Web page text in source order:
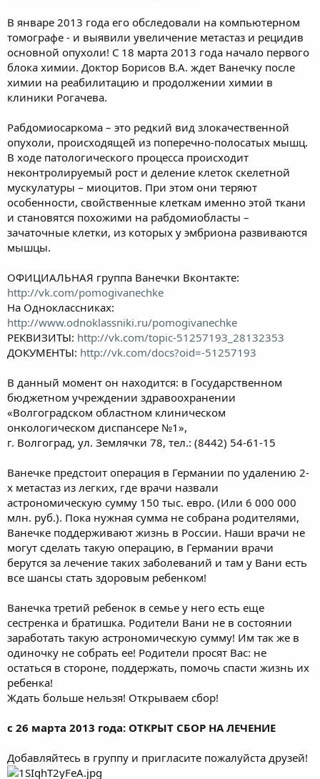
В январе 2013 года его обследовали на компьютерном
томографе - и выявили увеличение метастаз и рецидив
основной опухоли! С 18 марта 2013 года начало первого
блока химии. Доктор Борисов В.А. ждет Ванечку после
химии на реабилитацию и продолжении химии в
клиники Рогачева.
Рабдомиосаркома – это редкий вид злокачественной
опухоли, происходящей из поперечно-полосатых мышц.
В ходе патологического процесса происходит
неконтролируемый рост и деление клеток скелетной
мускулатуры – миоцитов. При этом они теряют
особенности, свойственные клеткам именно этой ткани
и становятся похожими на рабдомиобласты –
зачаточные клетки, из которых у эмбриона развиваются
мышцы.
ОФИЦИАЛЬНАЯ группа Ванечки Вконтакте:
http://vk.com/pomogivanechke
На Одноклассниках:
http://www.odnoklassniki.ru/pomogivanechke
РЕКВИЗИТЫ: http://vk.com/topic-51257193_28132353
ДОКУМЕНТЫ: http://vk.com/docs?oid=-51257193
В данный момент он находится: в Государственном
бюджетном учреждении здравоохранении
«Волгоградском областном клиническом
онкологическом диспансере №1»,
г. Волгоград, ул. Землячки 78, тел.: (8442) 54-61-15
Ванечке предстоит операция в Германии по удалению 2-
х метастаз из легких, где врачи назвали
астрономическую сумму 150 тыс. евро. (Или 6 000 000
млн. руб.). Пока нужная сумма не собрана родителями,
Ванечке поддерживают жизнь в России. Наши врачи не
могут сделать такую операцию, в Германии врачи
берутся за лечение таких заболеваний и там у Вани есть
все шансы стать здоровым ребенком!
Ванечка третий ребенок в семье у него есть еще
сестренка и братишка. Родители Вани не в состоянии
заработать такую астрономическую сумму! Им так же в
одиночку не собрать ее! Родители просят Вас: не
остаться в стороне, поддержать, помочь спасти жизнь их
ребенка!
Ждать больше нельзя! Открываем сбор!
с 26 марта 2013 года: ОТКРЫТ СБОР НА ЛЕЧЕНИЕ
Добавляйтесь в группу и пригласите пожалуйста друзей!